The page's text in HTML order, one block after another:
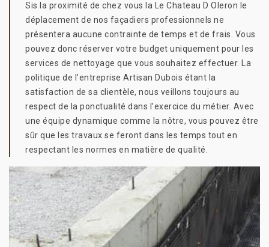
Sis la proximité de chez vous la Le Chateau D Oleron le
déplacement de nos façadiers professionnels ne
présentera aucune contrainte de temps et de frais. Vous
pouvez donc réserver votre budget uniquement pour les
services de nettoyage que vous souhaitez effectuer. La
politique de l’entreprise Artisan Dubois étant la
satisfaction de sa clientèle, nous veillons toujours au
respect de la ponctualité dans l’exercice du métier. Avec
une équipe dynamique comme la nôtre, vous pouvez être
sûr que les travaux se feront dans les temps tout en
respectant les normes en matière de qualité.